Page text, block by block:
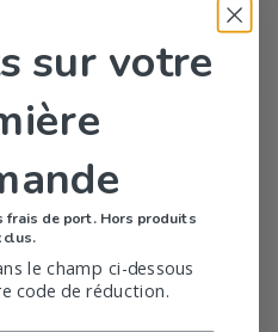
sur votre
frais de port. Hors produits
le champ ci-dessous
code de réduction.